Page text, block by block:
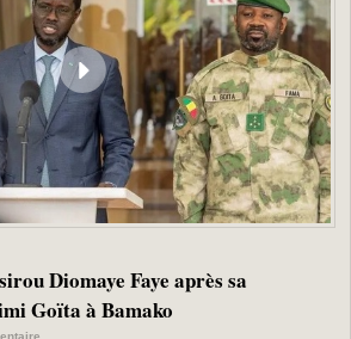
Diomaye Faye après sa
Goïta à Bamako